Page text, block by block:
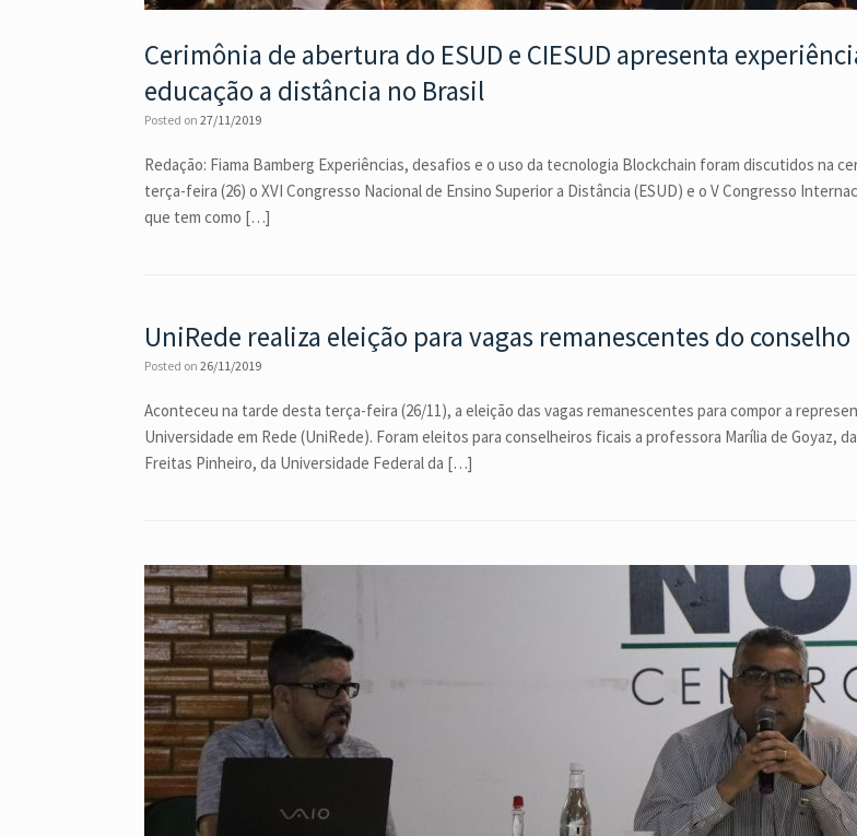
Cerimônia de abertura do ESUD e CIESUD apresenta
educação a distância no Brasil
Posted on 27/11/2019
Redação: Fiama Bamberg Experiências, desafios e o uso da tecnologia Blockchain foram discutidos na
terça-feira (26) o XVI Congresso Nacional de Ensino Superior a Distância (ESUD) e o V Congresso
que tem como […]
UniRede realiza eleição para vagas remanescentes do
Posted on 26/11/2019
Aconteceu na tarde desta terça-feira (26/11), a eleição das vagas remanescentes para compor a
Universidade em Rede (UniRede). Foram eleitos para conselheiros ficais a professora Marília de Goyaz,
Freitas Pinheiro, da Universidade Federal da […]